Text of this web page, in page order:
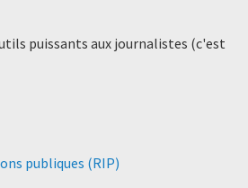
puissants aux journalistes (c'est
publiques (RIP)